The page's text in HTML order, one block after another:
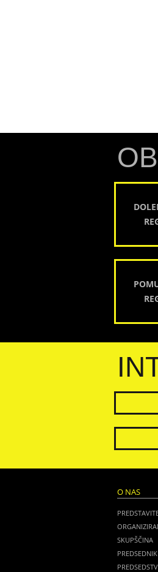
O NAS
SKUPŠČINA
PREDSEDNIK